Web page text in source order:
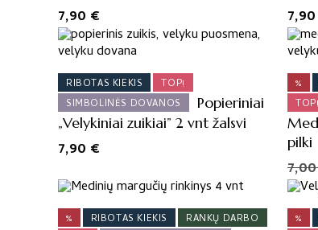
7,90 € 7,90
RIBOTAS KIEKIS
TOP!
SIMBOLINĖS DOVANOS
Popieriniai
„Velykiniai zuikiai” 2 vnt žalsvi
7,90 €
%
TOP!
pilki
% RIBOTAS KIEKIS
RANKŲ DARBO
%